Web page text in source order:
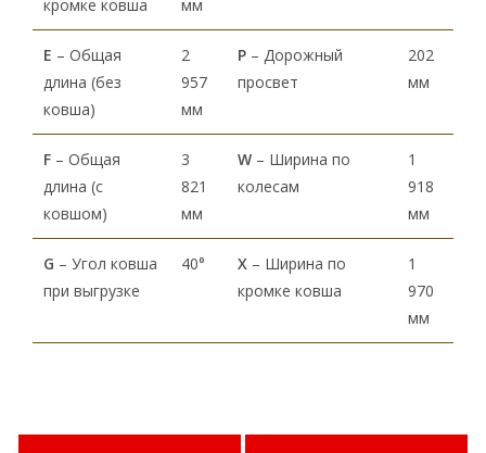
кромке ковша
мм
Е – Общая
длина (без
ковша)
2
957
мм
P – Дорожный
просвет
202
мм
F – Общая
длина (с
ковшом)
3
821
мм
W – Ширина по
колесам
1
918
мм
G – Угол ковша
при выгрузке
40° X – Ширина по
кромке ковша
1
970
мм